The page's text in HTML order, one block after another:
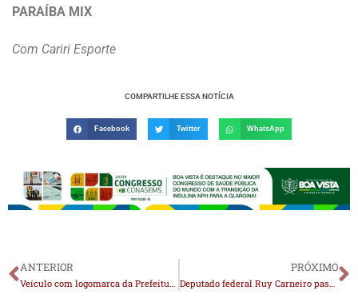
PARAÍBA MIX
Com Cariri Esporte
COMPARTILHE ESSA NOTÍCIA
Facebook Twitter WhatsApp
ANTERIOR
Veículo com logomarca da Prefeitura de Monteiro não estava a disposição do município
PRÓXIMO
Deputado federal Ruy Carneiro passa mal e desmaia durante corrida de Bell Marques em João Pessoa